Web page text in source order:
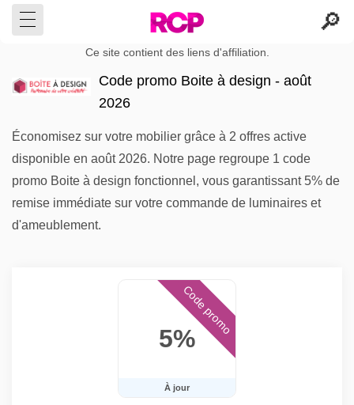
Ce site contient des liens d'affiliation.
Code promo Boite à design - août
2026
Économisez sur votre mobilier grâce à 2 offres active
disponible en août 2026. Notre page regroupe 1 code
promo Boite à design fonctionnel, vous garantissant 5% de
remise immédiate sur votre commande de luminaires et
d'ameublement.
5%
À jour
Code promo